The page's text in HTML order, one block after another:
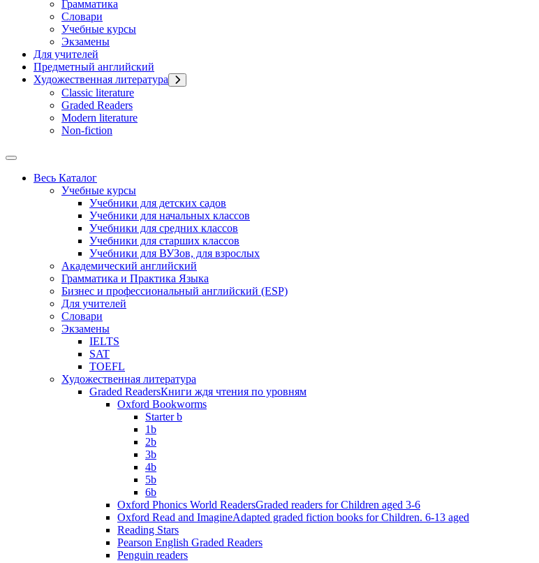
Грамматика
Словари
Учебные курсы
Экзамены
Для учителей
Предметный английский
Художественная литература
Classic literature
Graded Readers
Modern literature
Non-fiction
Весь Каталог
Учебные курсы
Учебники для детских садов
Учебники для начальных классов
Учебники для средних классов
Учебники для старших классов
Учебники для ВУЗов, для взрослых
Академический английский
Грамматика и Практика Языка
Бизнес и профессиональный английский (ESP)
Для учителей
Словари
Экзамены
IELTS
SAT
TOEFL
Художественная литература
Graded ReadersКниги ждя чтения по уровням
Oxford Bookworms
Starter b
1b
2b
3b
4b
5b
6b
Oxford Phonics World ReadersGraded readers for Children aged 3-6
Oxford Read and ImagineAdapted graded fiction books for Children. 6-13 aged
Reading Stars
Pearson English Graded Readers
Penguin readers